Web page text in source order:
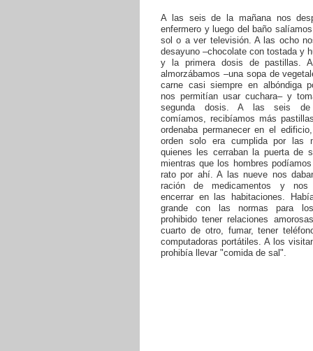
A las seis de la mañana nos
enfermero y luego del baño
sol o a ver televisión. A las ocho
desayuno –chocolate con tostada y
y la primera dosis de pastillas.
almorzábamos –una sopa de
carne casi siempre en albóndiga
nos permitían usar cuchara– y
segunda dosis. A las seis
comíamos, recibíamos más
ordenaba permanecer en el
orden solo era cumplida por las
quienes les cerraban la puerta de
mientras que los hombres
rato por ahí. A las nueve nos
ración de medicamentos y nos
encerrar en las habitaciones.
grande con las normas para
prohibido tener relaciones
cuarto de otro, fumar, tener
computadoras portátiles. A los
prohibía llevar "comida de sal".